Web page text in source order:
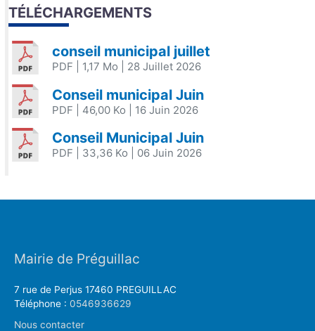
TÉLÉCHARGEMENTS
conseil municipal juillet
PDF | 1,17 Mo | 28 Juillet 2026
Conseil municipal Juin
PDF | 46,00 Ko | 16 Juin 2026
Conseil Municipal Juin
PDF | 33,36 Ko | 06 Juin 2026
Mairie de Préguillac
7 rue de Perjus 17460 PREGUILLAC
Téléphone : 0546936629
Nous contacter